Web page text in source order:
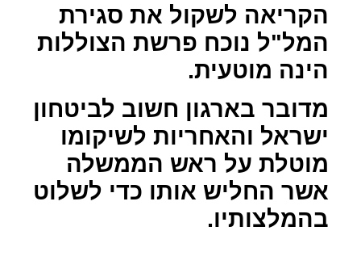
הקריאה לשקול את סגירת
המל"ל נוכח פרשת הצוללות
הינה מוטעית.
מדובר בארגון חשוב לביטחון
ישראל והאחריות לשיקומו
מוטלת על ראש הממשלה
אשר החליש אותו כדי לשלוט
בהמלצותיו.